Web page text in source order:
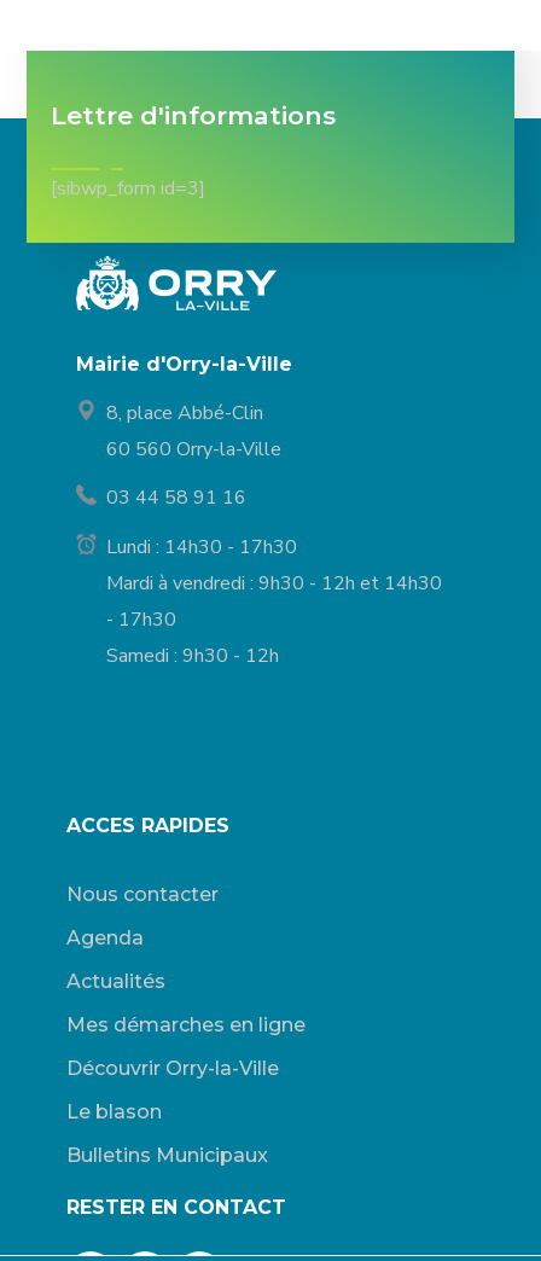
Lettre d'informations
[sibwp_form id=3]
Mairie d'Orry-la-Ville
8, place Abbé-Clin
60 560 Orry-la-Ville
03 44 58 91 16
Lundi : 14h30 - 17h30
Mardi à vendredi : 9h30 - 12h et 14h30
- 17h30
Samedi : 9h30 - 12h
ACCES RAPIDES
Nous contacter
Agenda
Actualités
Mes démarches en ligne
Découvrir Orry-la-Ville
Le blason
Bulletins Municipaux
RESTER EN CONTACT